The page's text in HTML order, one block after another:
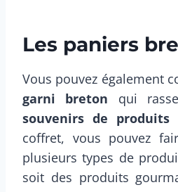
Les paniers
Vous pouvez également
garni breton qui
souvenirs de produits
coffret, vous pouvez
plusieurs types de
soit des produits